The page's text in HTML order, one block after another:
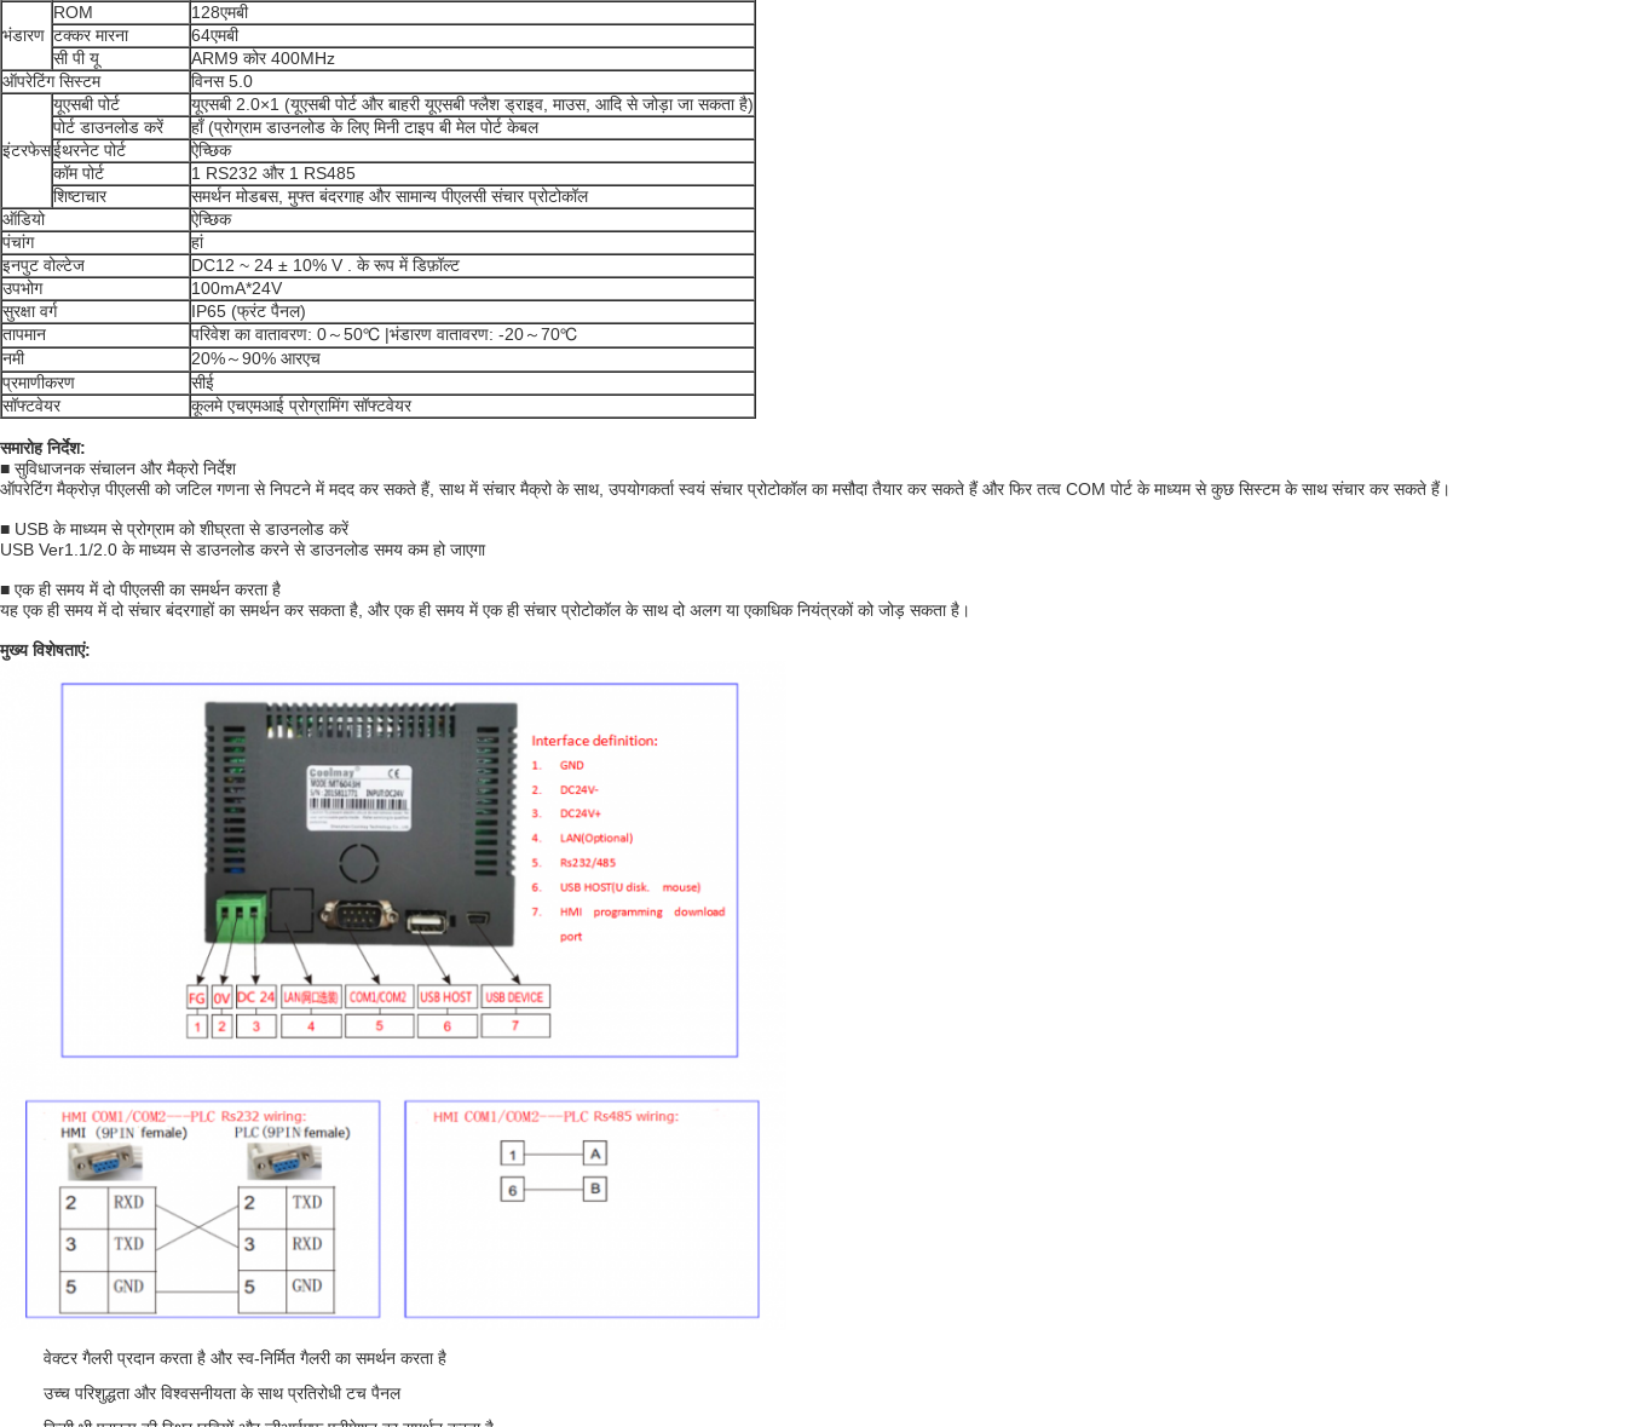
भंडारण
ROM
128एमबी
टक्कर मारना
64एमबी
सी पी यू
ARM9 कोर 400MHz
ऑपरेटिंग सिस्टम
विनस 5.0
इंटरफेस
यूएसबी पोर्ट
यूएसबी 2.0×1 (यूएसबी पोर्ट और बाहरी यूएसबी फ्लैश ड्राइव, माउस, आदि से जोड़ा जा सकता है)
पोर्ट डाउनलोड करें
हाँ (प्रोग्राम डाउनलोड के लिए मिनी टाइप बी मेल पोर्ट केबल
ईथरनेट पोर्ट
ऐच्छिक
कॉम पोर्ट
1 RS232 और 1 RS485
शिष्टाचार
समर्थन मोडबस, मुफ्त बंदरगाह और सामान्य पीएलसी संचार प्रोटोकॉल
ऑडियो
ऐच्छिक
पंचांग
हां
इनपुट वोल्टेज
DC12 ~ 24 ± 10% V . के रूप में डिफ़ॉल्ट
उपभोग
100mA*24V
सुरक्षा वर्ग
IP65 (फ्रंट पैनल)
तापमान
परिवेश का वातावरण: 0～50℃ |भंडारण वातावरण: -20～70℃
नमी
20%～90% आरएच
प्रमाणीकरण
सीई
सॉफ्टवेयर
कूलमे एचएमआई प्रोग्रामिंग सॉफ्टवेयर
समारोह निर्देश:
■ सुविधाजनक संचालन और मैक्रो निर्देश
ऑपरेटिंग मैक्रोज़ पीएलसी को जटिल गणना से निपटने में मदद कर सकते हैं, साथ में संचार मैक्रो के साथ, उपयोगकर्ता स्वयं संचार प्रोटोकॉल का मसौदा तैयार कर सकते हैं और फिर तत्व COM पोर्ट के माध्यम से कुछ सिस्टम के साथ संचार कर सकते हैं।
■ USB के माध्यम से प्रोग्राम को शीघ्रता से डाउनलोड करें
USB Ver1.1/2.0 के माध्यम से डाउनलोड करने से डाउनलोड समय कम हो जाएगा
■ एक ही समय में दो पीएलसी का समर्थन करता है
यह एक ही समय में दो संचार बंदरगाहों का समर्थन कर सकता है, और एक ही समय में एक ही संचार प्रोटोकॉल के साथ दो अलग या एकाधिक नियंत्रकों को जोड़ सकता है।
मुख्य विशेषताएं:
वेक्टर गैलरी प्रदान करता है और स्व-निर्मित गैलरी का समर्थन करता है
उच्च परिशुद्धता और विश्वसनीयता के साथ प्रतिरोधी टच पैनल